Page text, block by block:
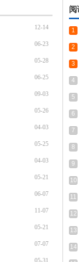
12-14
06-23
05-28
06-25
09-03
05-26
04-03
05-25
04-03
05-21
06-07
11-07
05-21
07-07
05-31
阅
1
2
3
完
4
例
5
6
7
8
9
10
11
12
13
14